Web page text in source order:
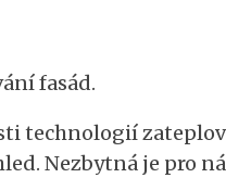
fasád.
technologií
Nezbytná je pro